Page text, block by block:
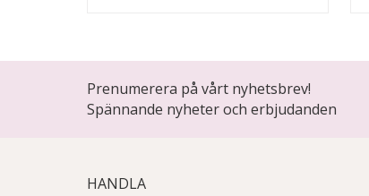
Prenumerera på vårt nyhetsbrev!
Spännande nyheter och erbjudanden
HANDLA